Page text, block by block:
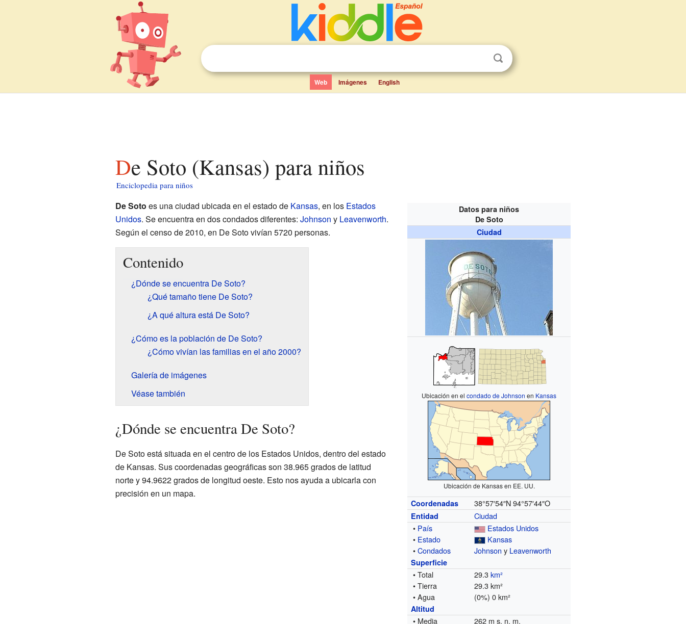
Web Imágenes English
De Soto (Kansas) para niños
Enciclopedia para niños
Datos para niños
De Soto
Ciudad
Ubicación en elcondado de Johnson en Kansas
Ubicación de Kansas en EE. UU.
Coordenadas 38°57′54″N 94°57′44″O
Entidad
Ciudad
• País
Estados Unidos
• Estado
Kansas
•Condados Johnson y Leavenworth
Superficie
• Total 29.3km²
• Tierra
29.3 km²
• Agua
(0%) 0 km²
Altitud
• Media 262 m s. n. m.
De Soto es una ciudad ubicada en el estado de Kansas, en los Estados
Unidos. Se encuentra en dos condados diferentes: Johnson y Leavenworth.
Según el censo de 2010, en De Soto vivían 5720 personas.
Contenido
¿Dónde se encuentra De Soto?
¿Qué tamaño tiene De Soto?
¿A qué altura está De Soto?
¿Cómo es la población de De Soto?
¿Cómo vivían las familias en el año 2000?
Galería de imágenes
Véase también
¿Dónde se encuentra De Soto?
De Soto está situada en el centro de los Estados Unidos, dentro del estado
de Kansas. Sus coordenadas geográficas son 38.965 grados de latitud
norte y 94.9622 grados de longitud oeste. Esto nos ayuda a ubicarla con
precisión en un mapa.